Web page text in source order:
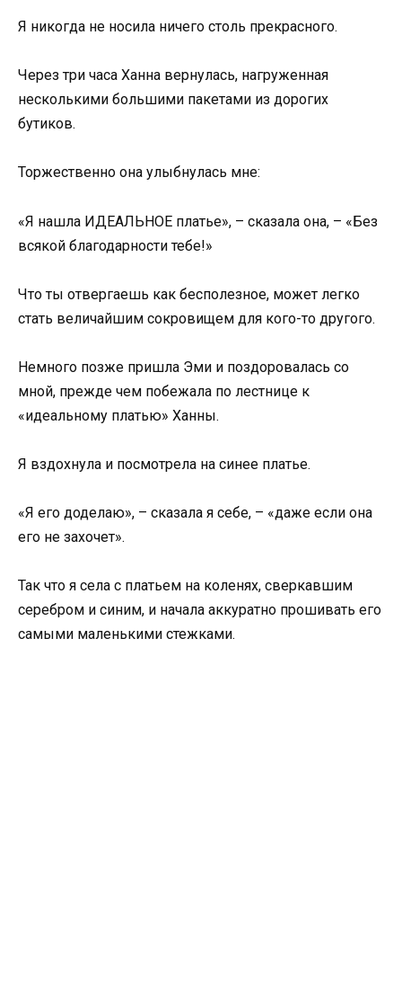
Я никогда не носила ничего столь прекрасного.
Через три часа Ханна вернулась, нагруженная
несколькими большими пакетами из дорогих
бутиков.
Торжественно она улыбнулась мне:
«Я нашла ИДЕАЛЬНОЕ платье», – сказала она, – «Без
всякой благодарности тебе!»
Что ты отвергаешь как бесполезное, может легко
стать величайшим сокровищем для кого-то другого.
Немного позже пришла Эми и поздоровалась со
мной, прежде чем побежала по лестнице к
«идеальному платью» Ханны.
Я вздохнула и посмотрела на синее платье.
«Я его доделаю», – сказала я себе, – «даже если она
его не захочет».
Так что я села с платьем на коленях, сверкавшим
серебром и синим, и начала аккуратно прошивать его
самыми маленькими стежками.